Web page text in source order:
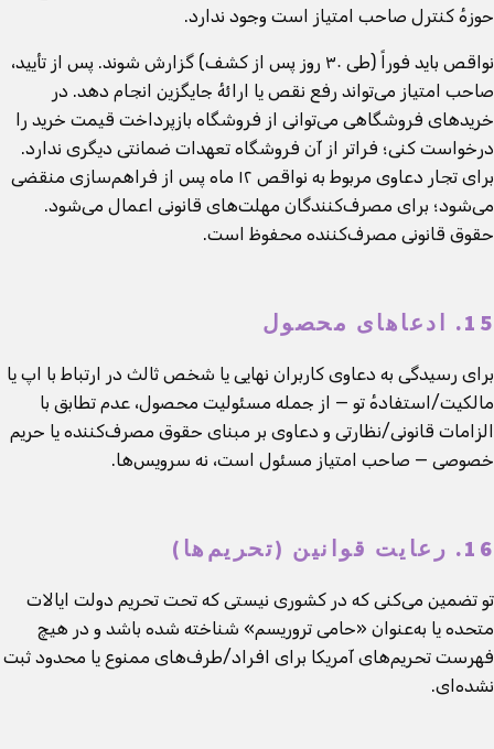
حوزهٔ کنترل صاحب امتیاز است وجود ندارد.
نواقص باید فوراً (طی ۳۰ روز پس از کشف) گزارش شوند. پس از تأیید،
صاحب امتیاز می‌تواند رفع نقص یا ارائهٔ جایگزین انجام دهد. در
خریدهای فروشگاهی می‌توانی از فروشگاه بازپرداخت قیمت خرید را
درخواست کنی؛ فراتر از آن فروشگاه تعهدات ضمانتی دیگری ندارد.
برای تجار دعاوی مربوط به نواقص ۱۲ ماه پس از فراهم‌سازی منقضی
می‌شود؛ برای مصرف‌کنندگان مهلت‌های قانونی اعمال می‌شود.
حقوق قانونی مصرف‌کننده محفوظ است.
15. ادعاهای محصول
برای رسیدگی به دعاوی کاربران نهایی یا شخص ثالث در ارتباط با اپ یا
مالکیت/استفادهٔ تو — از جمله مسئولیت محصول، عدم تطابق با
الزامات قانونی/نظارتی و دعاوی بر مبنای حقوق مصرف‌کننده یا حریم
خصوصی — صاحب امتیاز مسئول است، نه سرویس‌ها.
16. رعایت قوانین (تحریم‌ها)
تو تضمین می‌کنی که در کشوری نیستی که تحت تحریم دولت ایالات
متحده یا به‌عنوان «حامی تروریسم» شناخته شده باشد و در هیچ
فهرست تحریم‌های آمریکا برای افراد/طرف‌های ممنوع یا محدود ثبت
نشده‌ای.